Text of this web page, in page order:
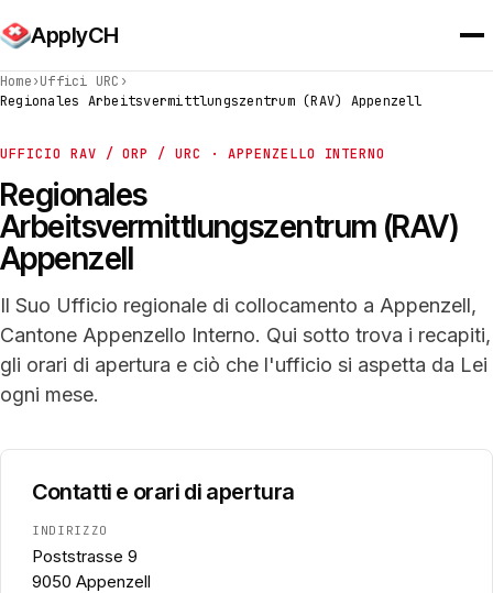
ApplyCH
Home›Uffici URC ›
Regionales Arbeitsvermittlungszentrum (RAV) Appenzell
UFFICIO RAV / ORP / URC · APPENZELLO INTERNO
Regionales
Arbeitsvermittlungszentrum (RAV)
Appenzell
Il Suo Ufficio regionale di collocamento a Appenzell,
Cantone Appenzello Interno. Qui sotto trova i recapiti,
gli orari di apertura e ciò che l'ufficio si aspetta da Lei
ogni mese.
Contatti e orari di apertura
INDIRIZZO
Poststrasse 9
9050 Appenzell